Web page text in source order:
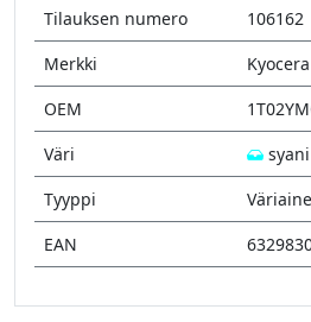
Tilauksen numero
106162
Merkki
Kyocera
OEM
Väri
syani
Tyyppi
EAN